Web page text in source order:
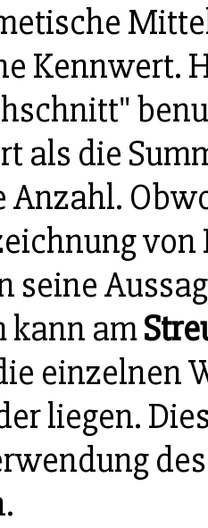
Kennwert.
als die
Anzahl.
seine
kann am
einzelnen
liegen.